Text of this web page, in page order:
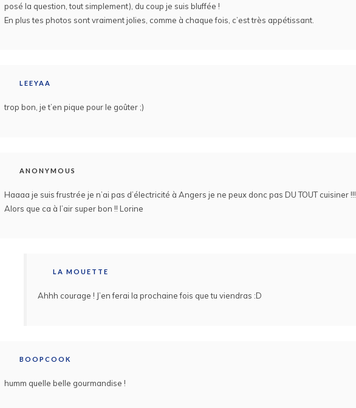
posé la question, tout simplement), du coup je suis bluffée !
En plus tes photos sont vraiment jolies, comme à chaque fois, c’est très appétissant.
LEEYAA
trop bon, je t’en pique pour le goûter ;)
ANONYMOUS
Haaaa je suis frustrée je n’ai pas d’électricité à Angers je ne peux donc pas DU TOUT cuisiner
Alors que ca à l’air super bon !! Lorine
LA MOUETTE
Ahhh courage ! J’en ferai la prochaine fois que tu viendras :D
BOOPCOOK
humm quelle belle gourmandise !